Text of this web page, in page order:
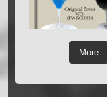
More